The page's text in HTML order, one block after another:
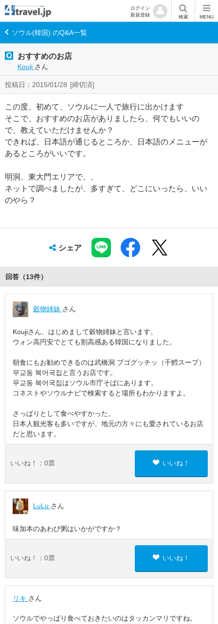
ログイン
新規登録
検索 MENU
ソウル(韓国) のQ&A一覧
おすすめのお店
Kouji さん
投稿日：2015/01/28 [締切済]
この度、初めて、ソウルに一人で旅行に出かけます
そこで、おすすめのお店がありましたら、何でもいいの
で、教えていただけませんか？
できれば、日本語が通じるところか、日本語のメニューが
あるところがいいです。
明洞、東大門エリアで、、
ネットで調べましたが、多すぎて、どこにいったら、いい
のやら？
シェア
回答（13件）
穀物姉妹 さん
Koujiさん、はじめまして穀物姉妹と言います。
ウォン高円安でとても割高感ある韓国になりました。
朝食にもお勧めできるのは武橋洞 プゴグッチッ（干鱈スープ）
무교동 북어국집と言うお店です。
무교동 북어국집はソウル市庁そばにあります。
コネストやソウルナビで検索すると場所もわかりますよ。
さっぱりとして食べやすかった。
日本人観光客も多いですが、地元の方々にも愛されているお店
だと思います。
いいね！： 0票 いいね！
LuLu さん
味加本のあわび粥はいかがですか？
いいね！： 0票 いいね！
リキ さん
ソウルでやっぱり食べておきたいのはタッカンマリですね。